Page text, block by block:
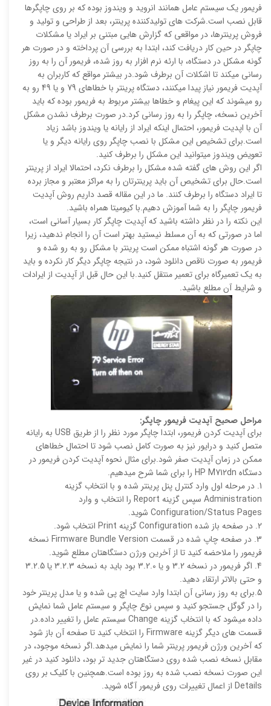
فریمور یک سیستم عامل همانند انروید و ویندوز بوده که بر روی چاپگرها
قابل نصب است.شرکت های تولیدکننده پرینتر، بعد از طراحی و تولید و
فروش پرینترها، در مواقعی که گزارش هایی مبتنی بر ایراد یا مشکلات
چاپگر در حین کار دریافت کند، ابتدا به بررسی آن پرداخته و در صورت هر
گونه مشکل در دستگاه، با ارئه نرم افزار به روز شده، فریمور آن را به روز
رسانی میکند تا اشکلات آن برطرف شود.در بیشتر مواقع که کاربران به
آپدیت فریمور نیاز پیدا میکنند، دستگاه پرینتر با خطاهای 79 و یا 49 رو به
رو میشوند که این پیغام و خطاها بیشتر مربوط به فریمور بوده که باید
آخرین نسخه، چاپگر را به روز رسانی کرد.در صورت برطرف نشدن مشکل
آن با اپدیت فریمور، احتمال اینکه ایراد از رایانه یا ویندوز باشد زیاد
است.برای تشخیص این مشکل با نصب چاپگر روی رایانه دیگر و یا
تعویض ویندوز میتوانید این مشکل را برطرف کنید.
اگر این روش های گفته شده مشکل را برطرف نکرد، احتمالا ایراد از پرینتر
است.حال برای تشخیص آن باید پرینترتان را به مراکز معتبر و مجاز برده
تا ایراد دستگاه را برطرف کنند. ما در این مقاله قصد داریم روش آپدیت
فریمور چاپگر را به شما آموزش دهیم.با کیومیتا همراه باشید.
این نکته را در نظر داشته باشید که آپدیت چاپگر کار بسیار آسانی است،
اما در صورتی که به آن مسلط نیستید بهتر است آن را انجام ندهید، زیرا
در صورت هر گونه اشتباه ممکن است پرینتر با مشکل رو به رو شده و
فریمور به صورت ناقص دانلود شود، در نتیجه چاپگر دیگر کار نکرده و باید
به یک تعمیرگاه برای تعمیر منتقل کنید.با این حال قبل از آپدیت از ایرادات
و شرایط آن مطلع باشید.
مراحل صحیح آپدیت فریمور چاپگر:
برای آپدیت کردن فریمور، ابتدا چاپگر مورد نظر را از طریق USB به رایانه
متصل کنید و درایور نیز به صورت کامل نصب شود تا احتمال خطاهای
ممکن در زمان آپدیت صفر شود.برای مثال نحوه آپدیت کردن فریمور در
دستگاه HP M712dn را برای شما شرح میدهیم.
1. در مرحله اول وارد کنترل پنل پرینتر شده و با انتخاب گزینه
Administration سپس گزینه Report را انتخاب و وارد
Configuration/Status Pages شوید.
2. در صفحه باز شده Configuration گزینه Print انتخاب شود.
3. در صفحه چاپ شده در قسمت Firmware Bundle Version نسخه
فریمور را ملاحضه کنید تا از آخرین ورژن دستگاهتان مطلع شوید.
4. اگر فریمور در نسخه 3.2 و یا 3.2.0 بود باید به نسخه 3.2.3 یا 3.2.5
و حتی بالاتر ارتقاء دهید.
5.برای به روز رسانی آن ابتدا وارد سایت اچ پی شده و یا مدل پرینتر خود
را در گوگل جستجو کنید و سپس نوع چاپگر و سیستم عامل شما نمایش
داده میشود که با انتخاب گزینه Change سیستم عامل را تغییر داده.در
قسمت های دیگر گزینه Firmware را انتخاب کنید تا صفحه آن باز شود
که آخرین ورژن فریمور پرینتر شما را نمایش میدهد.اگر نسخه موجود، در
مقابل نسخه نصب شده روی دستگاهتان جدید تر بود، دانلود کنید در غیر
این صورت نسخه نصب شده به روز بوده است.همچنین با کلیک بر روی
Details از اعمال تغییرات روی فریمور آگاه شوید.